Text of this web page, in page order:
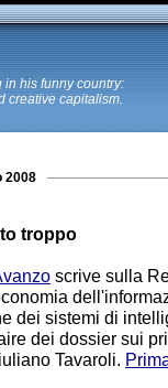
his funny country:
creative capitalism.
2008
troppo
scrive sulla
dei sistemi di
dei dossier sui
Tavaroli.